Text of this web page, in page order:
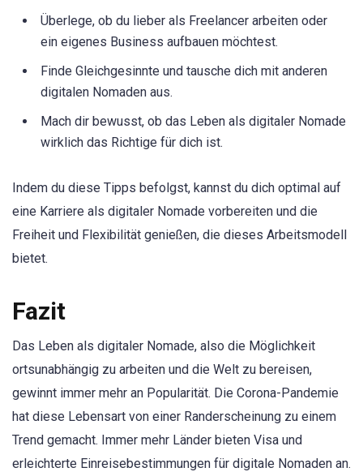
Überlege, ob du lieber als Freelancer arbeiten oder
ein eigenes Business aufbauen möchtest.
Finde Gleichgesinnte und tausche dich mit anderen
digitalen Nomaden aus.
Mach dir bewusst, ob das Leben als digitaler Nomade
wirklich das Richtige für dich ist.
Indem du diese Tipps befolgst, kannst du dich optimal auf
eine Karriere als digitaler Nomade vorbereiten und die
Freiheit und Flexibilität genießen, die dieses Arbeitsmodell
bietet.
Fazit
Das Leben als digitaler Nomade, also die Möglichkeit
ortsunabhängig zu arbeiten und die Welt zu bereisen,
gewinnt immer mehr an Popularität. Die Corona-Pandemie
hat diese Lebensart von einer Randerscheinung zu einem
Trend gemacht. Immer mehr Länder bieten Visa und
erleichterte Einreisebestimmungen für digitale Nomaden an.